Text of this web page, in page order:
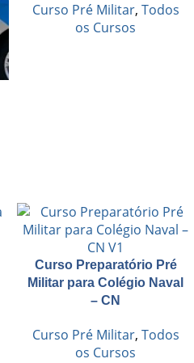
Curso Pré Militar, Todos
os Cursos
Curso Preparatório Pré
Militar para Colégio Naval
– CN
Curso Pré Militar, Todos
os Cursos